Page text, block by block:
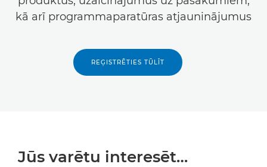
kā arī programmaparatūras atjauninājumus
REĢISTRĒTIES TŪLĪT
Jūs varētu interesēt…